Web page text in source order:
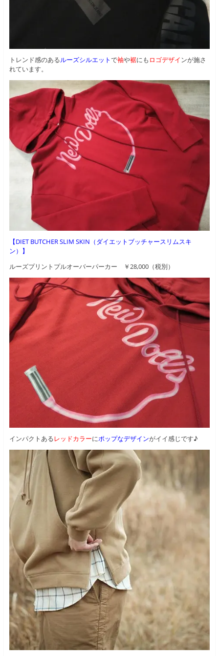
トレンド感のあるルーズシルエットで袖や裾にも ロゴデザイ ンが施さ
れています。
【DIET BUTCHER SLIM SKIN（ダイエットブッチャースリムスキ
ン）】
ルーズプリントプルオーバーパーカー ￥28,000（税別）
インパクトあるレッドカラーにポップなデザインがイイ感じです♪